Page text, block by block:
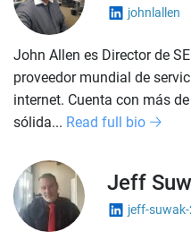
johnlallen
John Allen es Director de
proveedor mundial de
internet. Cuenta con más
sólida... Read full bio
Jeff
jeff-